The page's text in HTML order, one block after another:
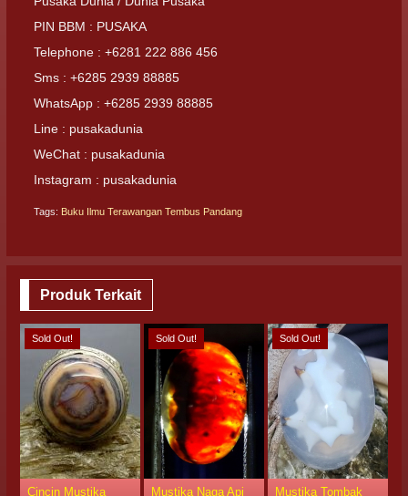
PIN BBM : PUSAKA
Telephone : +6281 222 886 456
Sms : +6285 2939 88885
WhatsApp : +6285 2939 88885
Line : pusakadunia
WeChat : pusakadunia
Instagram : pusakadunia
Tags: Buku Ilmu Terawangan Tembus Pandang
Produk Terkait
Sold Out!
Cincin Mustika
Sold Out!
Mustika Naga Api
Sold Out!
Mustika Tombak